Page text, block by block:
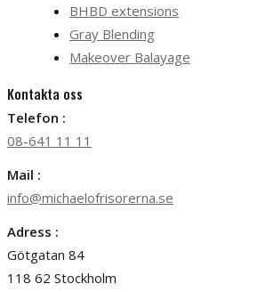
BHBD extensions
Gray Blending
Makeover Balayage
Kontakta oss
Telefon :
08-641 11 11
Mail :
info@michaelofrisorerna.se
Adress :
Götgatan 84
118 62 Stockholm